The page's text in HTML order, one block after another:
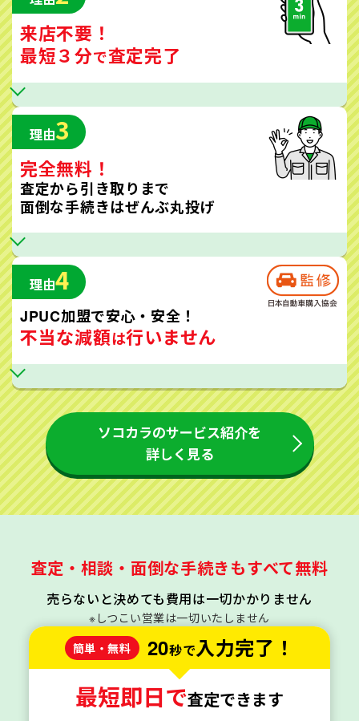
来店不要！
最短３分で査定完了
理由3
完全無料！
査定から引き取りまで
面倒な手続きはぜんぶ丸投げ
理由4
JPUC加盟で安心・安全！
不当な減額は行いません
ソコカラのサービス紹介を
詳しく見る
査定・相談・面倒な手続きもすべて無料
売らないと決めても費用は一切かかりません
※しつこい営業は一切いたしません
簡単・無料
20秒で入力完了！
最短即日で査定できます